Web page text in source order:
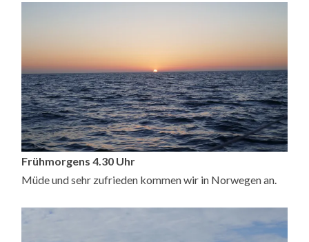
Frühmorgens 4.30 Uhr
Müde und sehr zufrieden kommen wir in Norwegen an.